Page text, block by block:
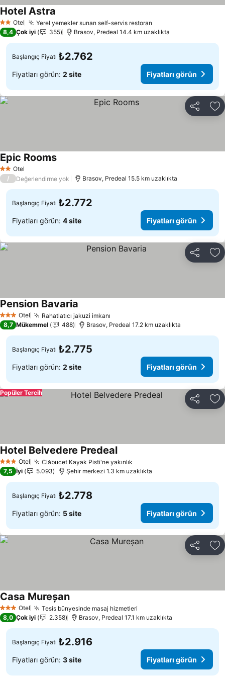
2 Yıldız
Otel Yerel yemekler sunan self-servis restoran
Hotel Astra
8,4 Çok iyi 355 Brasov, Predeal 14.4 km uzaklıkta
Başlangıç Fiyatı ₺2.762
Fiyatları görün: 2 site Fiyatları görün
Paylaş
2 Yıldız
Otel
Epic RoomsFiyatları görün
/ Değerlendirme yok Brasov, Predeal 15.5 km uzaklıkta
Başlangıç Fiyatı ₺2.772
Fiyatları görün: 4 site Fiyatları görün
Paylaş
3 YıldızOtel Rahatlatıcı jakuzi imkanı
Pension Bavaria
8,7 Mükemmel 488 Brasov, Predeal 17.2 km uzaklıkta
Başlangıç Fiyatı ₺2.775
Fiyatları görün: 2 site Fiyatları görün
Paylaş
Popüler Tercih
3 YıldızOtel Clăbucet Kayak Pisti'ne yakınlık
Hotel Belvedere PredealFiyatları görün
7,5 İyi 5.093 Şehir merkezi 1.3 km uzaklıkta
Başlangıç Fiyatı ₺2.778
Fiyatları görün: 5 site Fiyatları görün
Paylaş
3 YıldızOtel Tesis bünyesinde masaj hizmetleri
Casa MureșanFiyatları görün
8,0 Çok iyi 2.358 Brasov, Predeal 17.1 km uzaklıkta
Başlangıç Fiyatı ₺2.916
Fiyatları görün: 3 site Fiyatları görün